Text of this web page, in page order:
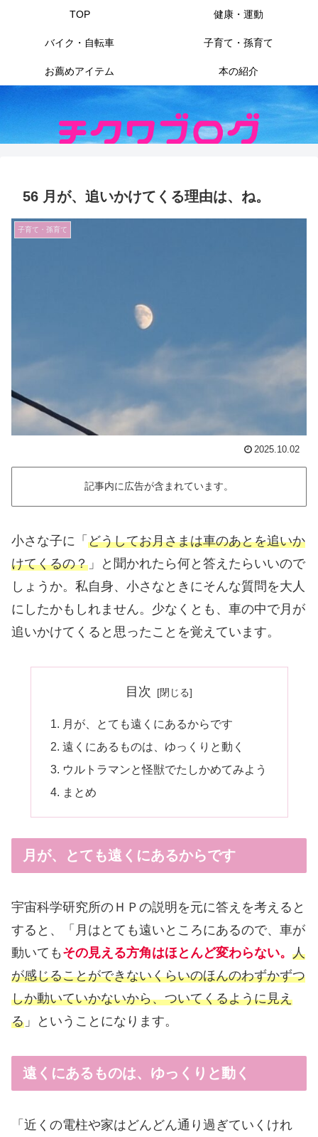
TOP 健康・運動
バイク・自転車 子育て・孫育て
お薦めアイテム 本の紹介
56 月が、追いかけてくる理由は、ね。
子育て・孫育て
2025.10.02
記事内に広告が含まれています。
小さな子に「 どうしてお月さまは車のあとを追いか
けてくるの？ 」と聞かれたら何と答えたらいいので
しょうか。私自身、小さなときにそんな質問を大人
にしたかもしれません。少なくとも、車の中で月が
追いかけてくると思ったことを覚えています。
目次
月が、とても遠くにあるからです
遠くにあるものは、ゆっくりと動く
ウルトラマンと怪獣でたしかめてみよう
まとめ
月が、とても遠くにあるからです
宇宙科学研究所のＨＰの説明を元に答えを考えると
すると、「月はとても遠いところにあるので、車が
動いても その見える方角はほとんど変わらない。 人
が感じることができないくらいのほんのわずかずつ
しか動いていかないから、ついてくるように見え
る 」ということになります。
遠くにあるものは、ゆっくりと動く
「近くの電柱や家はどんどん通り過ぎていくけれ